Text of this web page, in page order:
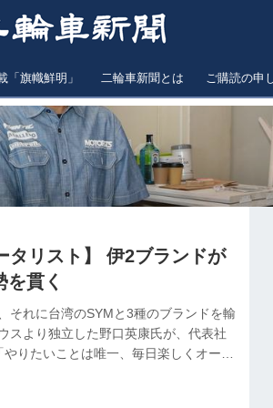
「旗幟鮮明」 二輪車新聞とは ご購読の申
タリスト】 伊2ブランドが
貫く
それに台湾のSYMと3種のブランドを輸
スより独立した野口英康氏が、代表社
りたいことは唯一、毎日楽しくオート